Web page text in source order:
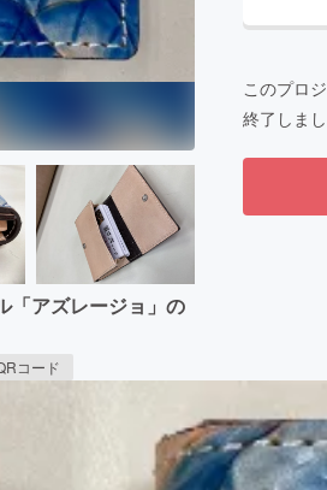
「アズレージョ」の
コード
このプロ
終了しま